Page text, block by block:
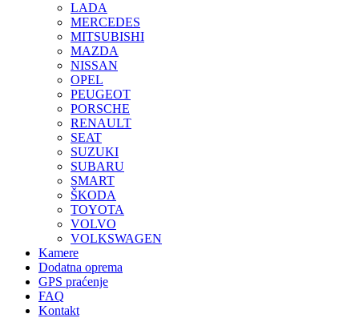
LADA
MERCEDES
MITSUBISHI
MAZDA
NISSAN
OPEL
PEUGEOT
PORSCHE
RENAULT
SEAT
SUZUKI
SUBARU
SMART
ŠKODA
TOYOTA
VOLVO
VOLKSWAGEN
Kamere
Dodatna oprema
GPS praćenje
FAQ
Kontakt